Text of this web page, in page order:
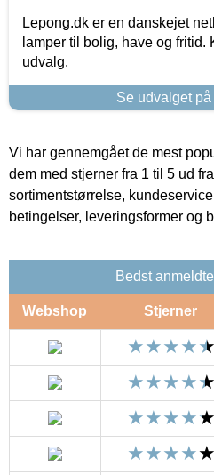
Lepong.dk er en danskejet
lamper til bolig, have og fritid.
udvalg.
Se udvalget
Vi har gennemgået de mest
dem med stjerner fra 1 til 5 ud
sortimentstørrelse,
betingelser, leveringsformer og
Bedst
Webshop Stjerner